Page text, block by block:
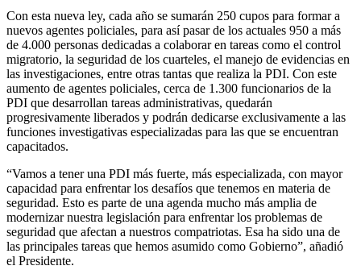
Con esta nueva ley, cada año se sumarán 250 cupos para formar a
nuevos agentes policiales, para así pasar de los actuales 950 a más
de 4.000 personas dedicadas a colaborar en tareas como el control
migratorio, la seguridad de los cuarteles, el manejo de evidencias en
las investigaciones, entre otras tantas que realiza la PDI. Con este
aumento de agentes policiales, cerca de 1.300 funcionarios de la
PDI que desarrollan tareas administrativas, quedarán
progresivamente liberados y podrán dedicarse exclusivamente a las
funciones investigativas especializadas para las que se encuentran
capacitados.
“Vamos a tener una PDI más fuerte, más especializada, con mayor
capacidad para enfrentar los desafíos que tenemos en materia de
seguridad. Esto es parte de una agenda mucho más amplia de
modernizar nuestra legislación para enfrentar los problemas de
seguridad que afectan a nuestros compatriotas. Esa ha sido una de
las principales tareas que hemos asumido como Gobierno”, añadió
el Presidente.